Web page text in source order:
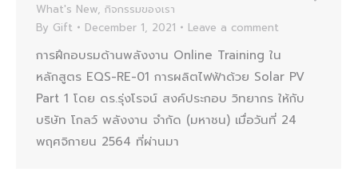
What's New, กิจกรรมของเรา
By Gift December 1, 2021 Leave a comment
การฝึกอบรมด้านพลังงาน Online Training ใน
หลักสูตร EQS-RE-01 การผลิตไฟฟ้าด้วย Solar PV
Part 1 โดย ดร.รุ่งโรจน์ สงค์ประกอบ วิทยากร ให้กับ
บริษัท โกลว์ พลังงาน จำกัด (มหาชน) เมื่อวันที่ 24
พฤศจิกายน 2564 ที่ผ่านมา